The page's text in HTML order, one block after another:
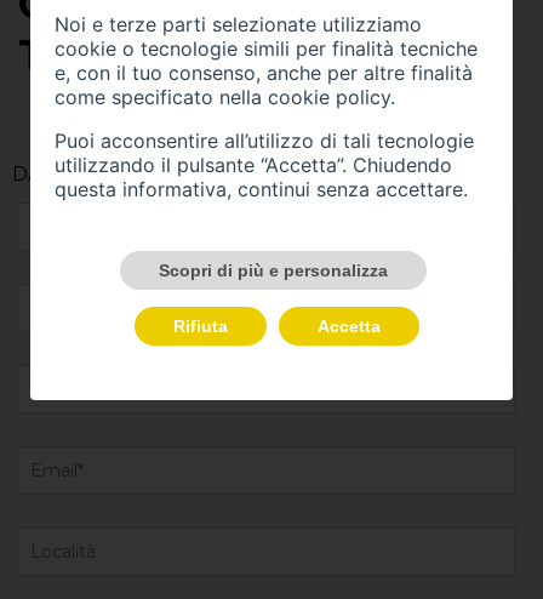
TUE ESIGENZE.
DATI DEL CLIENTE
Noi e terze parti selezionate utilizziamo
cookie o tecnologie simili per finalità tecniche
e, con il tuo consenso, anche per altre finalità
come specificato nella cookie policy.
Puoi acconsentire all’utilizzo di tali tecnologie
utilizzando il pulsante “Accetta”. Chiudendo
questa informativa, continui senza accettare.
Scopri di più e personalizza
Rifiuta Accetta